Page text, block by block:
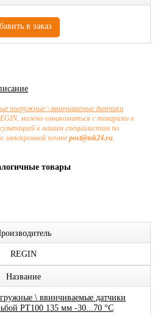
погружные \ ввинчиваемые датчики
можно ознакомиться с товарами в
к нашим специалистам по
электронной почте post@tok24.ru.
товары
REGIN
Название
\ ввинчиваемые датчики
PT100 135 мм -30...70 °C